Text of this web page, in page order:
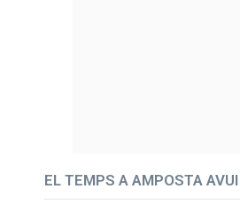
EL TEMPS A AMPOSTA AVUI